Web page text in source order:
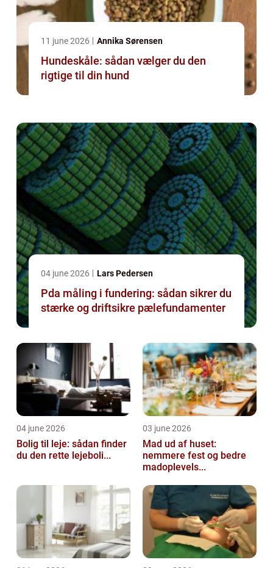
11 june 2026 Annika Sørensen
Hundeskåle: sådan vælger du den
rigtige til din hund
04 june 2026 Lars Pedersen
Pda måling i fundering: sådan sikrer du
stærke og driftsikre pælefundamenter
04 june 2026
Bolig til leje: sådan finder
du den rette lejeboli...
03 june 2026
Mad ud af huset:
nemmere fest og bedre
madoplevels...